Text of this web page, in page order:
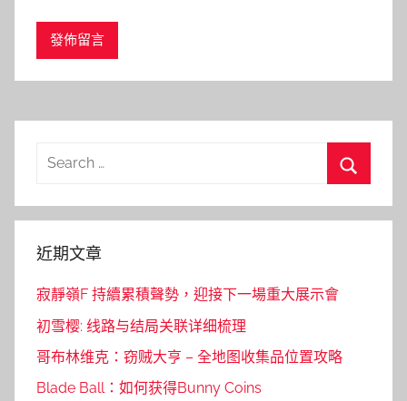
Search
近期文章
寂靜嶺F 持續累積聲勢，迎接下一場重大展示會
初雪樱: 线路与结局关联详细梳理
哥布林维克：窃贼大亨 – 全地图收集品位置攻略
Blade Ball：如何获得Bunny Coins